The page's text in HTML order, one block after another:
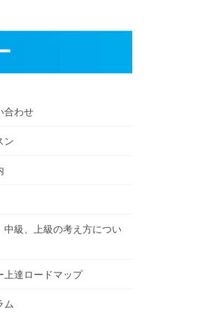
合わせ
ン
中級、上級の考え方につい
上達ロードマップ
ム